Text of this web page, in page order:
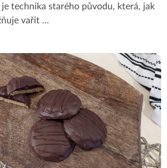
technika starého původu, která, jak
vařit ...